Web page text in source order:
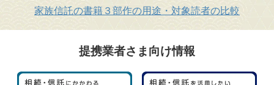
家族信託の書籍３部作の用途・対象読者の比較
提携業者さま向け情報